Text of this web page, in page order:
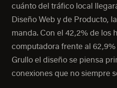
cuánto del tráfico local
Diseño Web y de Producto,
manda. Con el 42,2% de los
computadora frente al
Grullo el diseño se piensa
conexiones que no siempre